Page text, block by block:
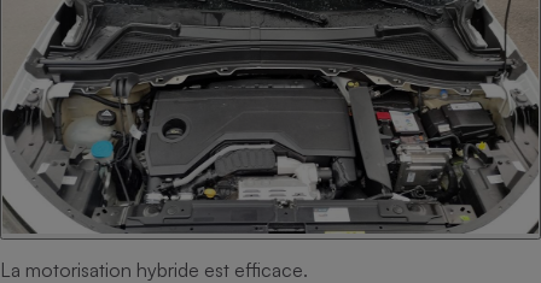
La motorisation hybride est efficace.